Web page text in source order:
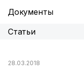
Документы
Статьи
28.03.2018